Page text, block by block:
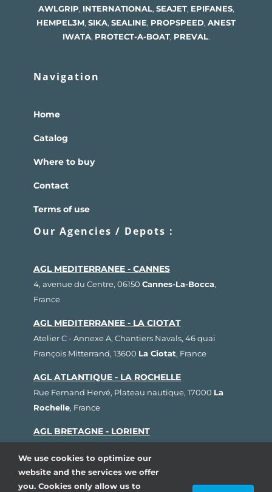
AWLGRIP, INTERNATIONAL, SEAJET, EPIFANES,
HEMPEL3M, SIKA, SEALINE, PROPSPEED, ANEST
IWATA, PROTECT-A-BOAT, PREVAL.
Navigation
Home
Catalog
Where to buy
Contact
Terms of use
Our Agencies / Depots :
AGL MEDITERRANEE - CANNES
4, avenue du Centre, 06150 Cannes-La-Bocca,
France
AGL MEDITERRANEE - LA CIOTAT
Atelier C - Annexe A, Chantiers Navals, 46 quai
François Mitterrand, 13600 La Ciotat, France
AGL ATLANTIQUE - LA ROCHELLE
Rue Fernand Hervé, Plateau nautique, 17000 La
Rochelle, France
AGL BRETAGNE - LORIENT
France
AGL SUD OUEST - ARCACHON
We use cookies to optimize our
website and the services we offer
you. Cookies only allow us to